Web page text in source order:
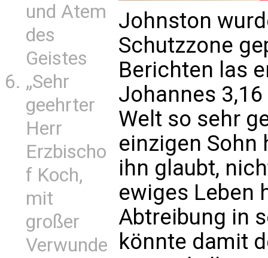
und Atem
des
Geistes
„Sehr
geehrter
Herr
Erzbischo
f Koch,
mit
großer
Verwunde
Johnston
Schutzzone
Berichten las
Johannes
Welt so sehr
einzigen Sohn
ihn glaubt,
ewiges Leben
Abtreibung in
könnte damit